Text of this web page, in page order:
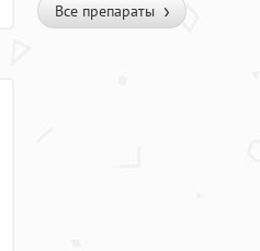
Все препараты